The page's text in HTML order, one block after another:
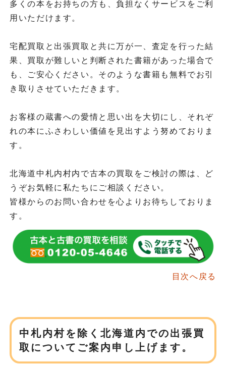
多くの本をお持ちの方も、負担なくサービスをご利
用いただけます。
宅配買取と出張買取と共に万が一、査定を行った結
果、買取が難しいと判断された書籍があった場合で
も、ご安心ください。そのような書籍も無料でお引
き取りさせていただきます。
お客様の蔵書への愛情と思い出を大切にし、それぞ
れの本にふさわしい価値を見出すよう努めておりま
す。
北海道中札内村内で古本の買取をご検討の際は、ど
うぞお気軽に私たちにご相談ください。
皆様からのお問い合わせを心よりお待ちしておりま
す。
目次へ戻る
中札内村を除く北海道内での出張買
取についてご案内申し上げます。